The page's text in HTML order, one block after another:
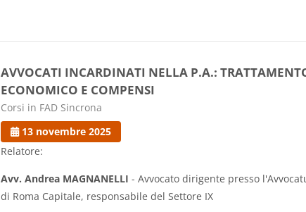
AVVOCATI INCARDINATI NELLA P.A.:
ECONOMICO E COMPENSI
Categoria di corsi
Corsi in FAD Sincrona
13 novembre 2025
Relatore:
Avv. Andrea MAGNANELLI- Avvocato dirigente presso
di Roma Capitale, responsabile del Settore IX